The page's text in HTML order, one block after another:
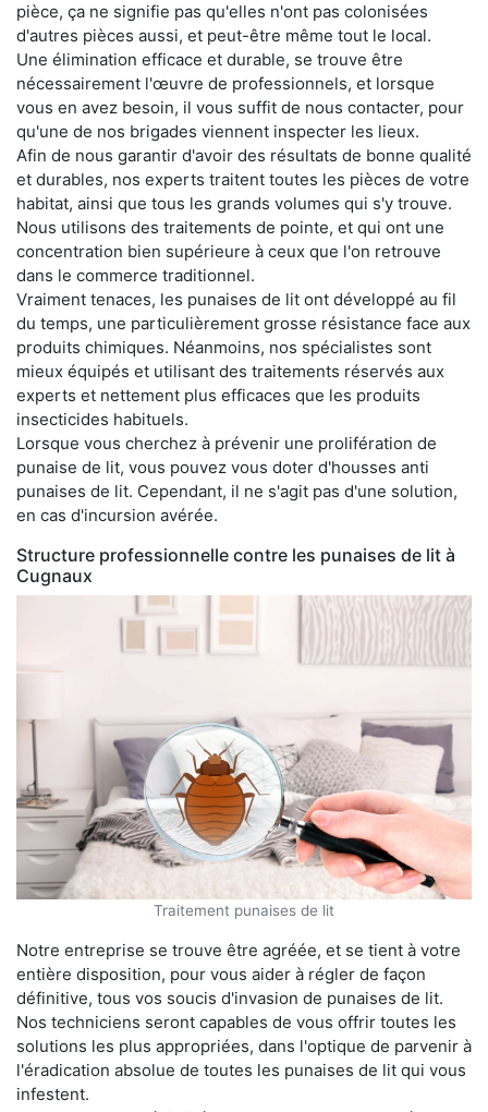
pièce, ça ne signifie pas qu'elles n'ont pas colonisées
d'autres pièces aussi, et peut-être même tout le local.
Une élimination efficace et durable, se trouve être
nécessairement l'œuvre de professionnels, et lorsque
vous en avez besoin, il vous suffit de nous contacter, pour
qu'une de nos brigades viennent inspecter les lieux.
Afin de nous garantir d'avoir des résultats de bonne qualité
et durables, nos experts traitent toutes les pièces de votre
habitat, ainsi que tous les grands volumes qui s'y trouve.
Nous utilisons des traitements de pointe, et qui ont une
concentration bien supérieure à ceux que l'on retrouve
dans le commerce traditionnel.
Vraiment tenaces, les punaises de lit ont développé au fil
du temps, une particulièrement grosse résistance face aux
produits chimiques. Néanmoins, nos spécialistes sont
mieux équipés et utilisant des traitements réservés aux
experts et nettement plus efficaces que les produits
insecticides habituels.
Lorsque vous cherchez à prévenir une prolifération de
punaise de lit, vous pouvez vous doter d'housses anti
punaises de lit. Cependant, il ne s'agit pas d'une solution,
en cas d'incursion avérée.
Structure professionnelle contre les punaises de lit à
Cugnaux
Traitement punaises de lit
Notre entreprise se trouve être agréée, et se tient à votre
entière disposition, pour vous aider à régler de façon
définitive, tous vos soucis d'invasion de punaises de lit.
Nos techniciens seront capables de vous offrir toutes les
solutions les plus appropriées, dans l'optique de parvenir à
l'éradication absolue de toutes les punaises de lit qui vous
infestent.